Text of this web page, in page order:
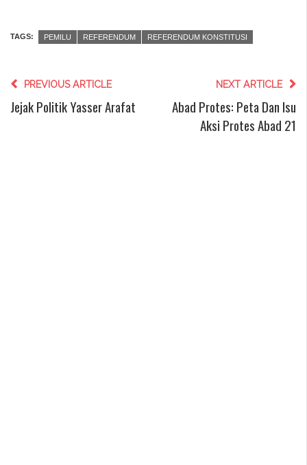
TAGS: PEMILU REFERENDUM REFERENDUM KONSTITUSI
PREVIOUS ARTICLE
Jejak Politik Yasser Arafat
NEXT ARTICLE
Abad Protes: Peta Dan Isu
Aksi Protes Abad 21